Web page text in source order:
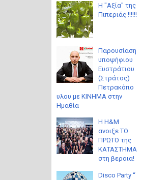
Η "Αξία" της
Πιπεριάς !!!!!!
Παρουσίαση
υποψήφιου
Ευστράτιου
(Στράτος)
Πετρακόπο
υλου με ΚΙΝΗΜΑ στην
Ημαθία
Η H&M
ανοιξε ΤΟ
ΠΡΩΤΟ της
ΚΑΤΑΣΤΗΜΑ
στη βεροια!
Disco Party “